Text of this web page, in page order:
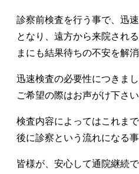
診察前検査を行う事で、迅
となり、遠方から来院され
まにも結果待ちの不安を解
迅速検査の必要性につきま
ご希望の際はお声がけ下さい
検査内容によってはこれま
後に診察という流れになる事
皆様が、安心して通院継続